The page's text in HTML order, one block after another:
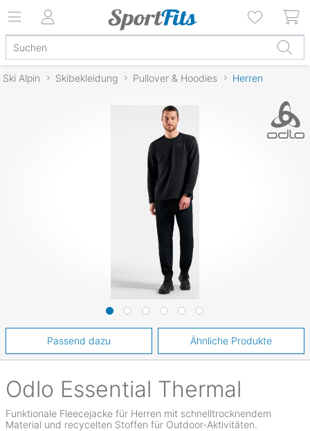
Ski Alpin Skibekleidung Pullover & Hoodies Herren
Odlo Essential Thermal
Funktionale Fleecejacke für Herren mit schnelltrocknendem
Material und recycelten Stoffen für Outdoor-Aktivitäten.
Passend dazu Ähnliche Produkte